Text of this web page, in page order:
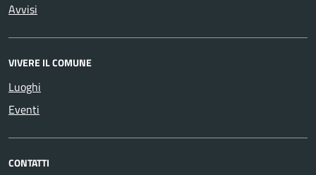
Avvisi
VIVERE IL COMUNE
Luoghi
Eventi
CONTATTI